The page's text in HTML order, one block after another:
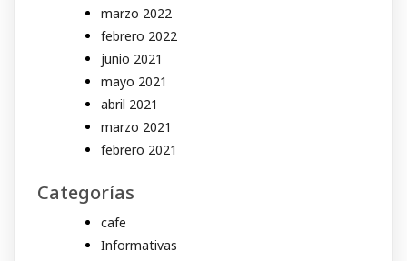
marzo 2022
febrero 2022
junio 2021
mayo 2021
abril 2021
marzo 2021
febrero 2021
Categorías
cafe
Informativas